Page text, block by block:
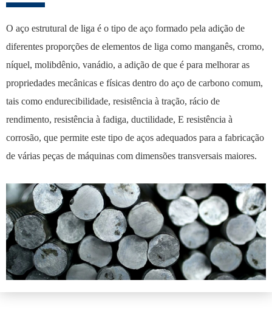
O aço estrutural de liga é o tipo de aço formado pela adição de
diferentes proporções de elementos de liga como manganês, cromo,
níquel, molibdênio, vanádio, a adição de que é para melhorar as
propriedades mecânicas e físicas dentro do aço de carbono comum,
tais como endurecibilidade, resistência à tração, rácio de
rendimento, resistência à fadiga, ductilidade, E resistência à
corrosão, que permite este tipo de aços adequados para a fabricação
de várias peças de máquinas com dimensões transversais maiores.